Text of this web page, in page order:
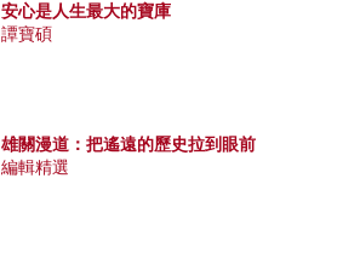
安心是人生最大的寶庫
譚寶碩
雄關漫道：把遙遠的歷史拉到眼前
編輯精選